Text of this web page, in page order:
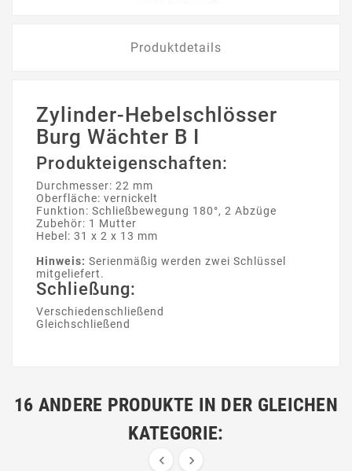
Produktdetails
Zylinder-Hebelschlösser
Burg Wächter B I
Produkteigenschaften:
Durchmesser: 22 mm
Oberfläche: vernickelt
Funktion: Schließbewegung 180°, 2 Abzüge
Zubehör: 1 Mutter
Hebel: 31 x 2 x 13 mm
Hinweis: Serienmäßig werden zwei Schlüssel
mitgeliefert.
Schließung:
Verschiedenschließend
Gleichschließend
16 ANDERE PRODUKTE IN DER GLEICHEN
KATEGORIE:
 